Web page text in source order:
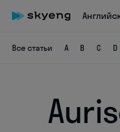
Все статьи A B C D